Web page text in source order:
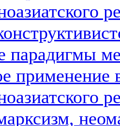
парадигмы
применение